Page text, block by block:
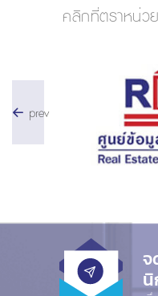
คลิกที่ตราหน่ว
prev
จ